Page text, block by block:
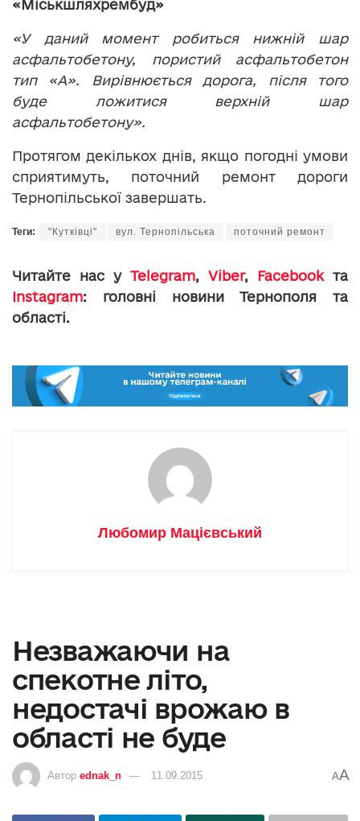
«Міськшляхрембуд»
«У даний момент робиться нижній шар
асфальтобетону, пористий асфальтобетон
тип «А». Вирівнюється дорога, після того
буде ложитися верхній шар
асфальтобетону».
Протягом декількох днів, якщо погодні умови
сприятимуть, поточний ремонт дороги
Тернопільської завершать.
Теги: "Кутківці" вул. Тернопільська поточний ремонт
Читайте нас у Telegram, Viber, Facebookта
Instagram: головні новини Тернополя та
області.
Любомир Мацієвський
Незважаючи на
спекотне літо,
недостачі врожаю в
області не буде
Автор ednak_n 11.09.2015 AA